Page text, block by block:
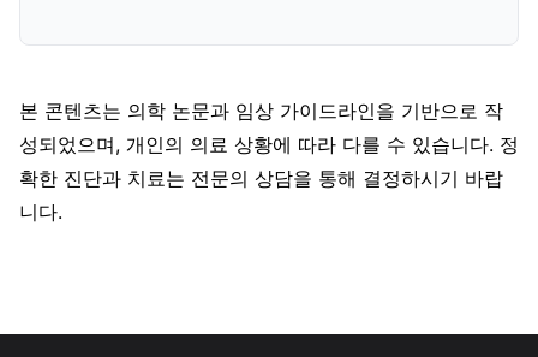
본 콘텐츠는 의학 논문과 임상 가이드라인을 기반으로 작
성되었으며, 개인의 의료 상황에 따라 다를 수 있습니다. 정
확한 진단과 치료는 전문의 상담을 통해 결정하시기 바랍
니다.